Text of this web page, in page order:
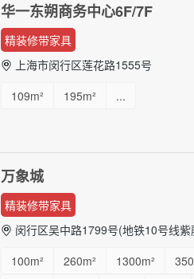
华一东朔商务中心6F/7F
精装修带家具
上海市闵行区莲花路1555号
109m²
195m² ...
万象城
精装修带家具
闵行区吴中路1799号(地铁10号线
100m²
260m² 1300m²